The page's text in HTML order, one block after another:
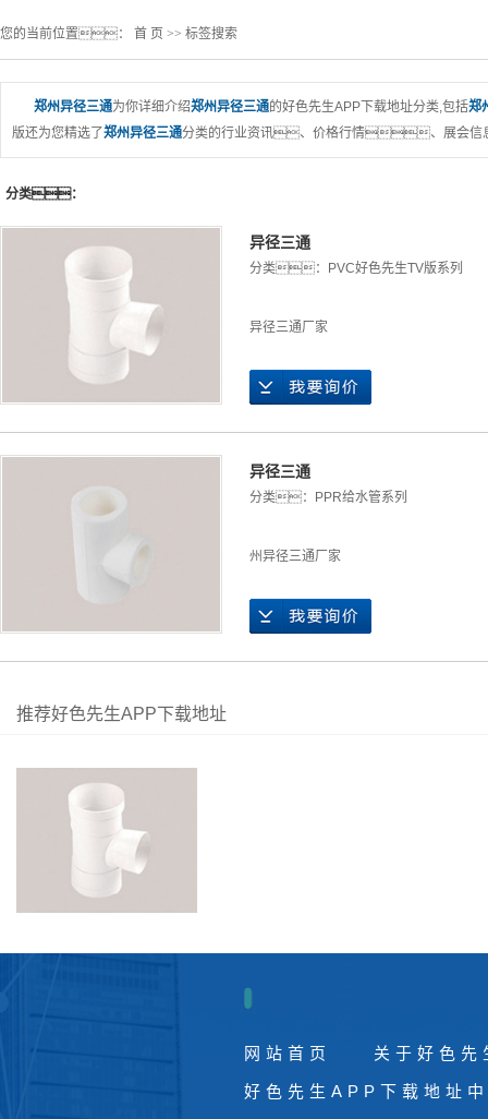
您的当前位置： 首 页 >> 标签搜索
郑州异径三通为你详细介绍郑州异径三通的好色先生APP下载地址分类,包括郑
版还为您精选了郑州异径三通分类的行业资讯、价格行情、展会信
分类：
异径三通
分类： PVC好色先生TV版系列
异径三通厂家
异径三通
分类： PPR给水管系列
州异径三通厂家
推荐好色先生APP下载地址
网站首页 关于好色
好色先生APP下载地址